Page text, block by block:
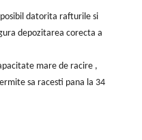
datorita rafturile si
depozitarea corecta a
mare de racire ,
sa racesti pana la 34